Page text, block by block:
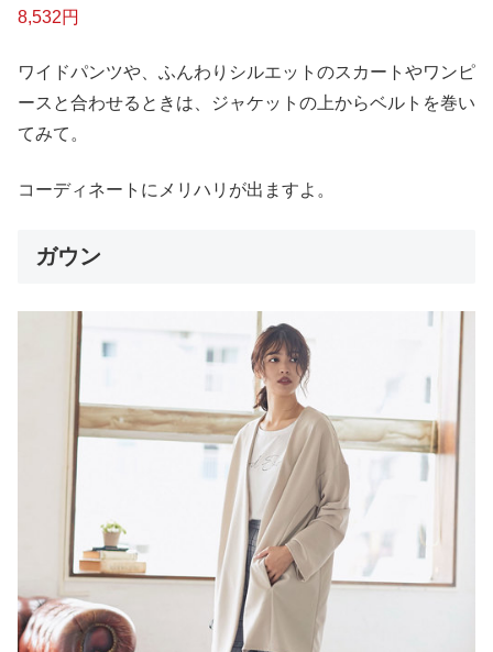
8,532円
ワイドパンツや、ふんわりシルエットのスカートやワンピ
ースと合わせるときは、ジャケットの上からベルトを巻い
てみて。
コーディネートにメリハリが出ますよ。
ガウン